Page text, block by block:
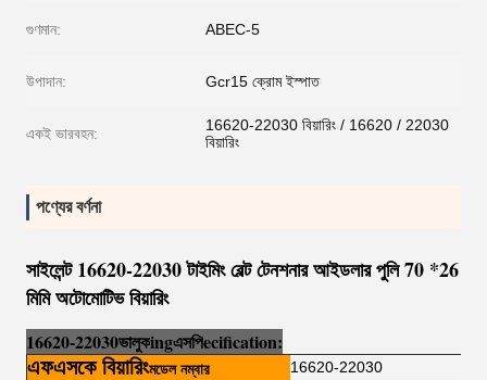
গুণমান: ABEC-5
উপাদান: Gcr15 ক্রোম ইস্পাত
একই ভারবহন:
16620-22030 বিয়ারিং / 16620 / 22030
বিয়ারিং
পণ্যের বর্ণনা
সাইলেন্ট 16620-22030 টাইমিং বেল্ট টেনশনার আইডলার পুলি 70 *26
মিমি অটোমোটিভ বিয়ারিং
16620-22030ভালুকingএসপিecification:
এফএসকে বিয়ারিংমডেল নম্বার 16620-22030